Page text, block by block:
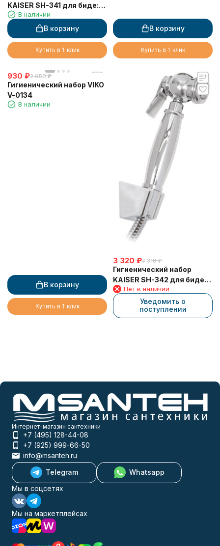
KAISER SH-341 для биде:
лейка, шланг, кронштейн,
Хром
В наличии
В корзину
Купить в 1 клик
В корзину
Купить в 1 клик
930 ₽2 050 ₽
Гигиенический набор VIKO
V-0134
В наличии
В корзину
Купить в 1 клик
3 320 ₽7 310 ₽
Гигиенический набор
KAISER SH-342 для биде:
лейка, шланг, кронштейн,
Хром
Нет в наличии
Уведомить о
поступлении
Интернет-магазин сантехники
+7 (495) 128-44-08
+7 (925) 999-66-50
info@msanteh.ru
Telegram
Whatsapp
Мы в соцсетях
Мы на маркетплейсах